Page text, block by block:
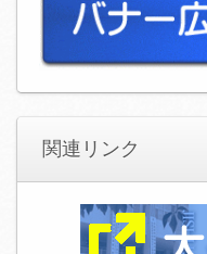
関連リンク